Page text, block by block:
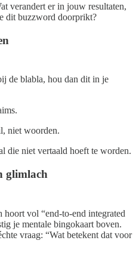
verandert er in jouw resultaten,
dit buzzword doorprikt?
de blabla, hou dan dit in je
niet woorden.
die niet vertaald hoeft te worden.
glimlach
hoort vol “end-to-end integrated
je mentale bingokaart boven.
vraag: “Wat betekent dat voor